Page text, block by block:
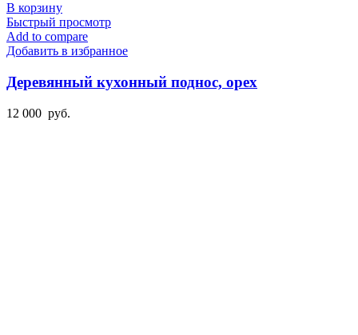
В корзину
Быстрый просмотр
Add to compare
Добавить в избранное
Деревянный кухонный поднос, орех
12 000 руб.